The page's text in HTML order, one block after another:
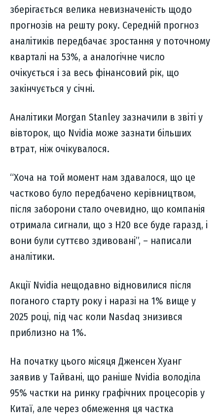
зберігається велика невизначеність щодо
прогнозів на решту року. Середній прогноз
аналітиків передбачає зростання у поточному
кварталі на 53%, а аналогічне число
очікується і за весь фінансовий рік, що
закінчується у січні.
Аналітики Morgan Stanley зазначили в звіті у
вівторок, що Nvidia може зазнати більших
втрат, ніж очікувалося.
“Хоча на той момент нам здавалося, що це
частково було передбачено керівництвом,
після заборони стало очевидно, що компанія
отримала сигнали, що з H20 все буде гаразд, і
вони були суттєво здивовані”, – написали
аналітики.
Акції Nvidia нещодавно відновилися після
поганого старту року і наразі на 1% вище у
2025 році, під час коли Nasdaq знизився
приблизно на 1%.
На початку цього місяця Дженсен Хуанг
заявив у Тайвані, що раніше Nvidia володіла
95% частки на ринку графічних процесорів у
Китаї, але через обмеження ця частка